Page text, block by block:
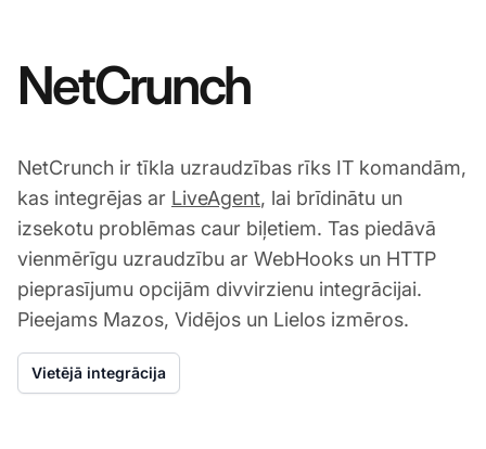
NetCrunch
NetCrunch ir tīkla uzraudzības rīks IT komandām,
kas integrējas ar LiveAgent, lai brīdinātu un
izsekotu problēmas caur biļetiem. Tas piedāvā
vienmērīgu uzraudzību ar WebHooks un HTTP
pieprasījumu opcijām divvirzienu integrācijai.
Pieejams Mazos, Vidējos un Lielos izmēros.
Vietējā integrācija